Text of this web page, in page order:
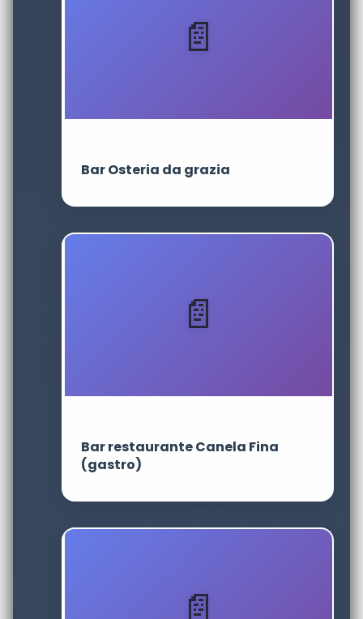
Bar Osteria da grazia
Bar restaurante Canela Fina
(gastro)